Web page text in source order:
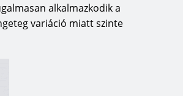
alkalmazkodik a
variáció miatt szinte